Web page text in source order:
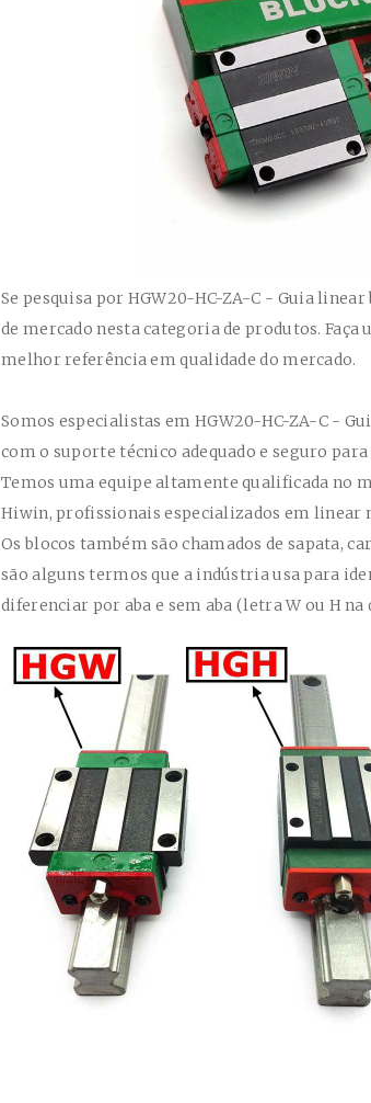
Se pesquisa por HGW20-HC-ZA-C - Guia
de mercado nesta categoria de produtos.
melhor referência em qualidade do mercado.
Somos especialistas em HGW20-HC-ZA-C-
com o suporte técnico adequado e seguro para
Temos uma equipe altamente qualificada no
Hiwin, profissionais especializados em linear
Os blocos também são chamados de sapata,
são alguns termos que a indústria usa para
diferenciar por aba e sem aba (letra W ou H